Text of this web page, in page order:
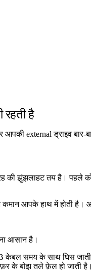
रहती है
आपकी external ड्राइव
की झुंझलाहट तय है।
आपके हाथ में होती
आसान है।
केबल समय के साथ घिस
के बोझ तले फ़ेल हो जाती है।